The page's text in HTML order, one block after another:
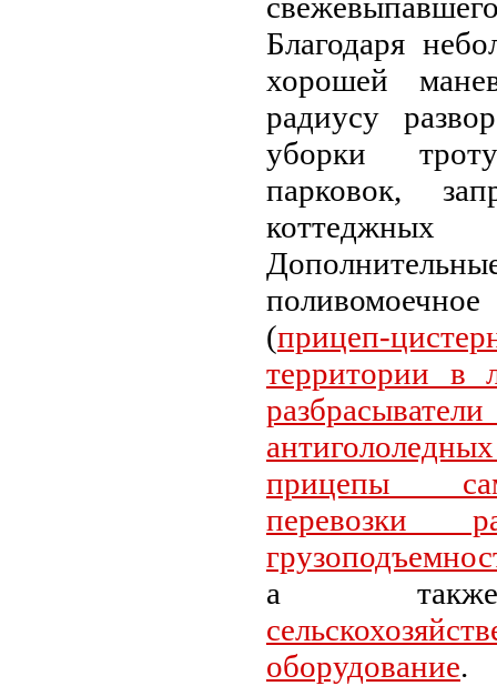
Благодаря
хорошей
радиусу
уборки
парковок,
(прицеп-
территории в
прицепы
перевозки
а также
оборудование.